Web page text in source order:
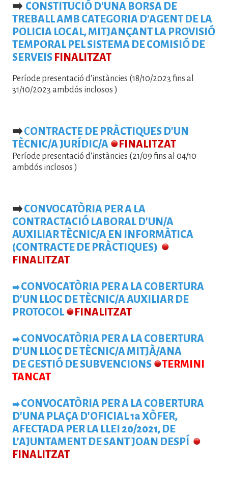
➡️ CONSTITUCIÓ D'UNA BORSA DE
TREBALL AMB CATEGORIA D'AGENT DE LA
POLICIA LOCAL, MITJANÇANT LA PROVISIÓ
TEMPORAL PEL SISTEMA DE COMISIÓ DE
SERVEIS FINALITZAT
Període presentació d'instàncies (18/10/2023 fins al
31/10/2023 ambdós inclosos )
➡️CONTRACTE DE PRÀCTIQUES D'UN
TÈCNIC/A JURÍDIC/A FINALITZAT
Període presentació d'instàncies (21/09 fins al 04/10
ambdós inclosos )
➡️CONVOCATÒRIA PER A LA
CONTRACTACIÓ LABORAL D'UN/A
AUXILIAR TÈCNIC/A EN INFORMÀTICA
(CONTRACTE DE PRÀCTIQUES)
FINALITZAT
➡️CONVOCATÒRIA PER A LA COBERTURA
D'UN LLOC DE TÈCNIC/A AUXILIAR DE
PROTOCOL
FINALITZAT
➡️CONVOCATÒRIA PER A LA COBERTURA
D'UN LLOC DE TÈCNIC/A MITJÀ/ANA
DE GESTIÓ DE SUBVENCIONS
TERMINI
TANCAT
➡️CONVOCATÒRIA PER A LA COBERTURA
D'UNA PLAÇA D'OFICIAL 1a XÒFER,
AFECTADA PER LA LLEI 20/2021, DE
L’AJUNTAMENT DE SANT JOAN DESPÍ
FINALITZAT